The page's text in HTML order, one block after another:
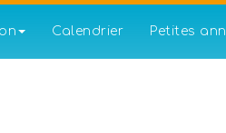
Calendrier Petites